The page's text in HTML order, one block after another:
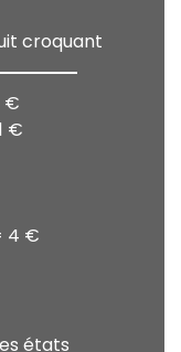
croquant
€
€
4 €
états